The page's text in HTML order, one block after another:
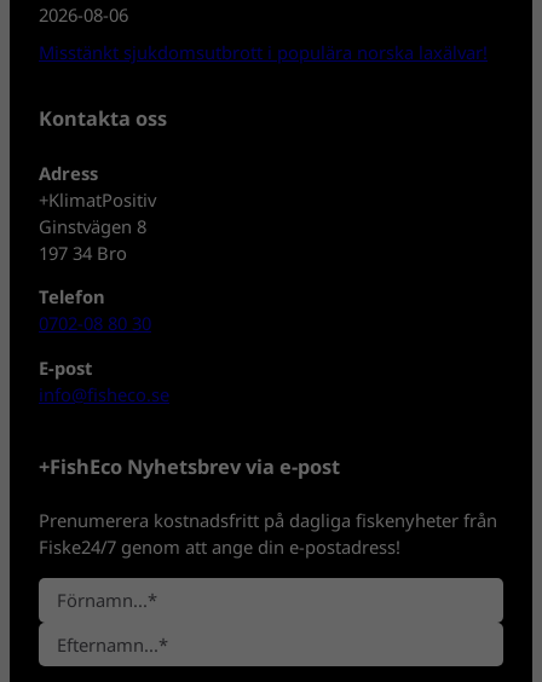
2026-08-06
Misstänkt sjukdomsutbrott i populära norska laxälvar!
Kontakta oss
Adress
+KlimatPositiv
Ginstvägen 8
197 34 Bro
Telefon
0702-08 80 30
E-post
info@fisheco.se
+FishEco Nyhetsbrev via e-post
Prenumerera kostnadsfritt på dagliga fiskenyheter från
Fiske24/7 genom att ange din e-postadress!
N
a
n
F
ö